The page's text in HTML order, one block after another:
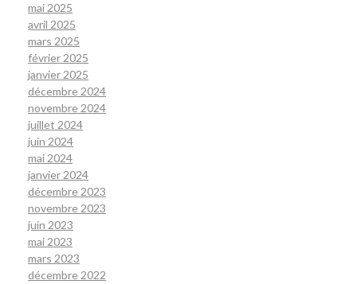
mai 2025
avril 2025
mars 2025
février 2025
janvier 2025
décembre 2024
novembre 2024
juillet 2024
juin 2024
mai 2024
janvier 2024
décembre 2023
novembre 2023
juin 2023
mai 2023
mars 2023
décembre 2022